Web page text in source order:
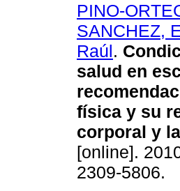
PINO-
SANCHEZ,
Raúl.
salud en
física y su
corporal y
[online].
2309-5806.